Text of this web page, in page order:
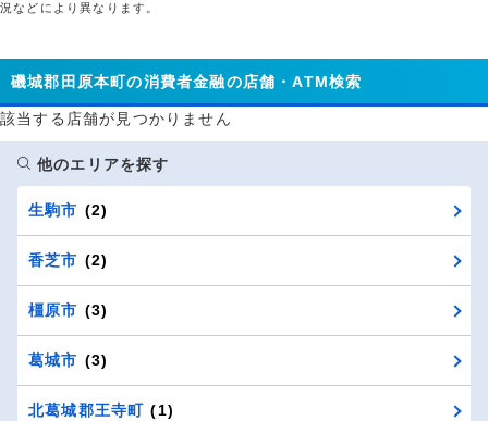
況などにより異なります。
磯城郡田原本町の消費者金融の店舗・ATM検索
該当する店舗が見つかりません
他のエリアを探す
生駒市 (2)
香芝市 (2)
橿原市 (3)
葛城市 (3)
北葛城郡王寺町 (1)